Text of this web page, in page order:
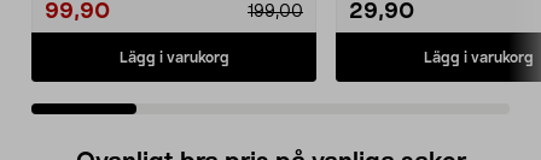
99,90 199,00
Lägg i varukorg
29,90
Lägg i varukorg